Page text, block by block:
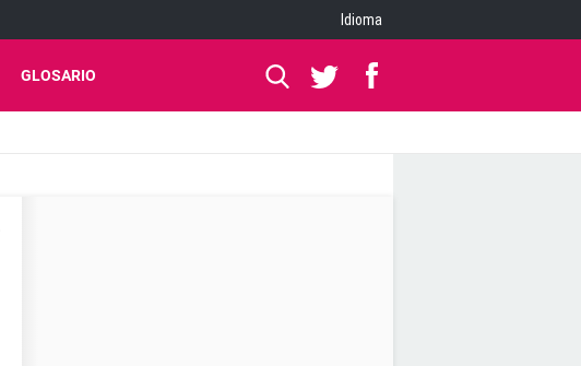
Idioma
GLOSARIO